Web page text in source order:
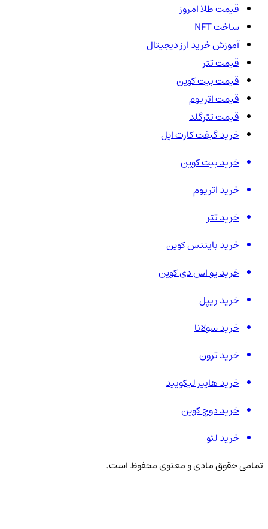
قیمت طلا امروز
ساخت NFT
آموزش خرید ارز دیجیتال
قیمت تتر
قیمت بیت کوین
قیمت اتریوم
قیمت تترگلد
خرید گیفت کارت اپل
خرید بیت کوین
خرید اتریوم
خرید تتر
خرید بایننس کوین
خرید یو اس دی کوین
خرید ریپل
خرید سولانا
خرید ترون
خرید هایپر لیکویید
خرید دوج کوین
خرید لئو
تمامی حقوق مادی و معنوی محفوظ است.